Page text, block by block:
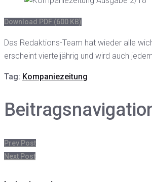
Download PDF (600 KB)
Das Redaktions-Team hat wieder alle
erscheint vierteljährig und wird auch
Tag: Kompaniezeitung
Prev Post
Next Post